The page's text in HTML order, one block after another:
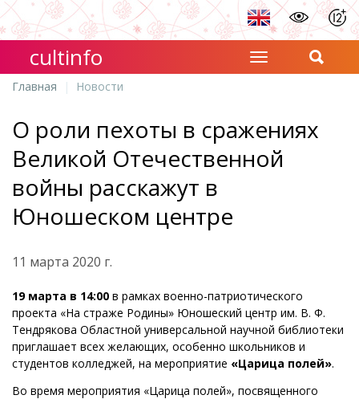
cultinfo
Главная Новости
О роли пехоты в сражениях
Великой Отечественной
войны расскажут в
Юношеском центре
11 марта 2020 г.
19 марта в 14:00 в рамках военно-патриотического
проекта «На страже Родины» Юношеский центр им. В. Ф.
Тендрякова Областной универсальной научной библиотеки
приглашает всех желающих, особенно школьников и
студентов колледжей, на мероприятие «Царица полей».
Во время мероприятия «Царица полей», посвященного